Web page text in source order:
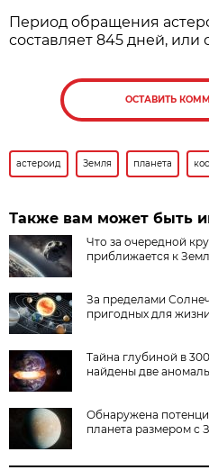
Период обращения
составляет 845 дней, или
ОСТАВИТЬ
астероид Земля планета
Также вам может быть
Что за очередной
приближается к
За пределами
пригодных для
Тайна глубиной в
найдены две
Обнаружена
планета размером с